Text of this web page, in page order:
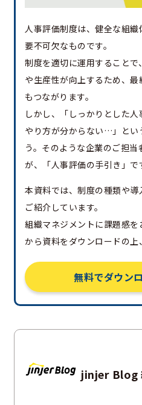
人事評価制度は、健全な組
要不可欠なものです。
制度を適切に運用すること
や生産性が向上するため、
もつながります。
しかし、「しっかりとした人
やり方が分からない…」とい
う。そのような企業のご担
が、「人事評価の手引き」で
本資料では、制度の種類や導
ご紹介しています。
組織マネジメントに課題感
から資料をダウンロードの上
無料でダウン
jinjer Blog